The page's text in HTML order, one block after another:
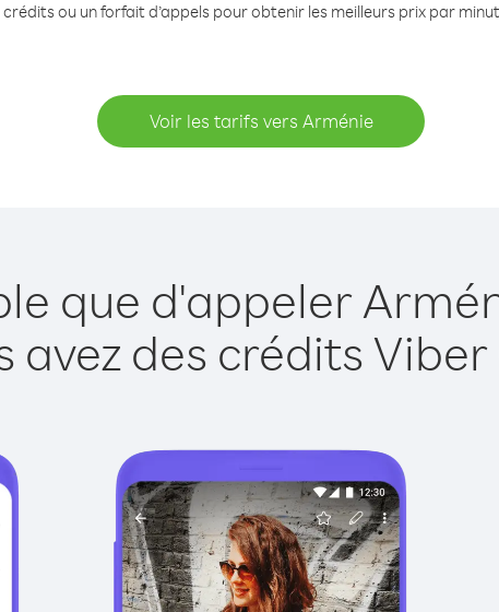
crédits ou un forfait d’appels pour obtenir les meilleurs prix par
Voir les tarifs vers Arménie
que d'appeler
avez des crédits